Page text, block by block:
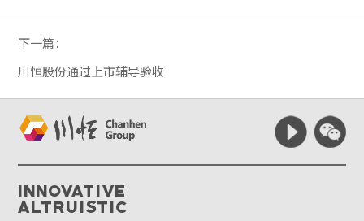
下一篇：
川恒股份通过上市辅导验收
Innovative
Altruistic